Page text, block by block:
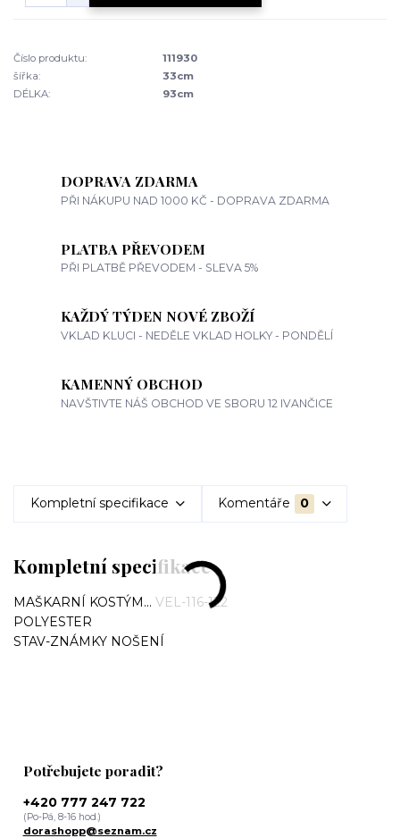
Číslo produktu:
111930
šířka:
33cm
DÉLKA:
93cm
DOPRAVA ZDARMA
PŘI NÁKUPU NAD 1000 KČ - DOPRAVA ZDARMA
PLATBA PŘEVODEM
PŘI PLATBĚ PŘEVODEM - SLEVA 5%
KAŽDÝ TÝDEN NOVÉ ZBOŽÍ
VKLAD KLUCI - NEDĚLE VKLAD HOLKY - PONDĚLÍ
KAMENNÝ OBCHOD
NAVŠTIVTE NÁŠ OBCHOD VE SBORU 12 IVANČICE
Kompletní specifikace Komentáře 0
Kompletní specifikace
MAŠKARNÍ KOSTÝM... VEL-116-122
POLYESTER
STAV-ZNÁMKY NOŠENÍ
Potřebujete poradit?
+420 777 247 722
(Po-Pá, 8-16 hod.)
dorashopp@seznam.cz